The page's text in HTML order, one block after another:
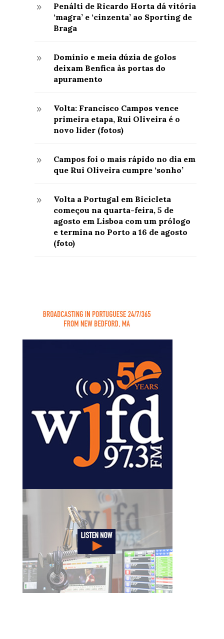
9
Penálti de Ricardo Horta dá vitória
‘magra’ e ‘cinzenta’ ao Sporting de
Braga
9
Domínio e meia dúzia de golos
deixam Benfica às portas do
apuramento
9
Volta: Francisco Campos vence
primeira etapa, Rui Oliveira é o
novo líder (fotos)
9
Campos foi o mais rápido no dia em
que Rui Oliveira cumpre ‘sonho’
9
Volta a Portugal em Bicicleta
começou na quarta-feira, 5 de
agosto em Lisboa com um prólogo
e termina no Porto a 16 de agosto
(foto)